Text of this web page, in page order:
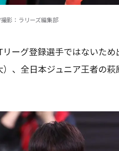
影：ラリーズ編集部
ーグ登録選手ではないた
、全日本ジュニア王者の